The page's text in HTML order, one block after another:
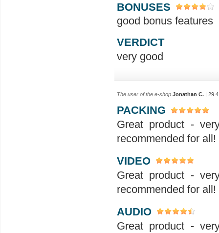
BONUSES
good bonus features
VERDICT
very good
The user of the e-shop Jonathan C. |
PACKING
Great product -
recommended for
VIDEO
Great product -
recommended for
AUDIO
Great product -